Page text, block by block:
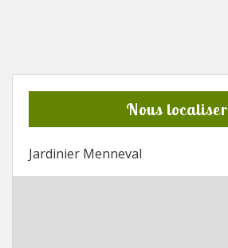
Nous localiser
Jardinier Menneval